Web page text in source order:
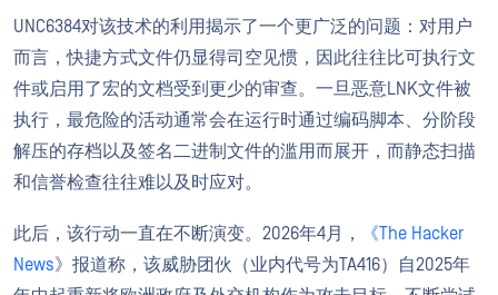
UNC6384对该技术的利用揭示了一个更广泛的问题：对用户
而言，快捷方式文件仍显得司空见惯，因此往往比可执行文
件或启用了宏的文档受到更少的审查。一旦恶意LNK文件被
执行，最危险的活动通常会在运行时通过编码脚本、分阶段
解压的存档以及签名二进制文件的滥用而展开，而静态扫描
和信誉检查往往难以及时应对。
此后，该行动一直在不断演变。2026年4月，
《The Hacker
News》报道称，该威胁团伙（业内代号为TA416）自2025年